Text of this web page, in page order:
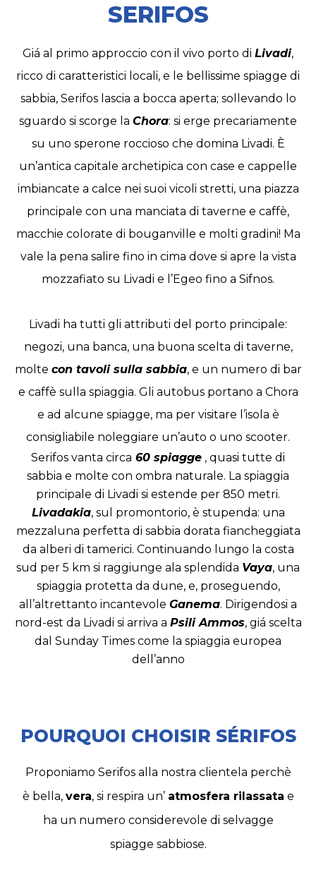
SERIFOS
Giá al primo approccio con il vivo porto di Livadi,
ricco di caratteristici locali, e le bellissime spiagge di
sabbia, Serifos lascia a bocca aperta; sollevando lo
sguardo si scorge la Chora: si erge precariamente
su uno sperone roccioso che domina Livadi. È
un’antica capitale archetipica con case e cappelle
imbiancate a calce nei suoi vicoli stretti, una piazza
principale con una manciata di taverne e caffè,
macchie colorate di bouganville e molti gradini! Ma
vale la pena salire fino in cima dove si apre la vista
mozzafiato su Livadi e l’Egeo fino a Sifnos.
Livadi ha tutti gli attributi del porto principale:
negozi, una banca, una buona scelta di taverne,
molte con tavoli sulla sabbia, e un numero di bar
e caffè sulla spiaggia. Gli autobus portano a Chora
e ad alcune spiagge, ma per visitare l’isola è
consigliabile noleggiare un’auto o uno scooter.
Serifos vanta circa 60 spiagge , quasi tutte di
sabbia e molte con ombra naturale. La spiaggia
principale di Livadi si estende per 850 metri.
Livadakia, sul promontorio, è stupenda: una
mezzaluna perfetta di sabbia dorata fiancheggiata
da alberi di tamerici. Continuando lungo la costa
sud per 5 km si raggiunge ala splendida Vaya, una
spiaggia protetta da dune, e, proseguendo,
all’altrettanto incantevole Ganema. Dirigendosi a
nord-est da Livadi si arriva a Psili Ammos, giá scelta
dal Sunday Times come la spiaggia europea
dell’anno
POURQUOI CHOISIR SÉRIFOS
Proponiamo Serifos alla nostra clientela perchè
è bella, vera, si respira un’ atmosfera rilassata e
ha un numero considerevole di selvagge
spiagge sabbiose.